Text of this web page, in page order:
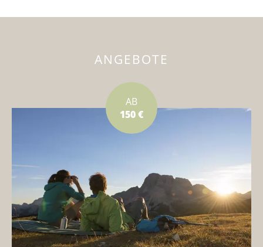
ANGEBOTE
AB
150 €